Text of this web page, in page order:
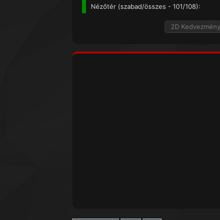
Nézőtér (szabad/összes - 101/108):
2D